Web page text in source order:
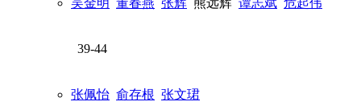
吴金明 董春燕 张辉 熊远辉 谭志斌 危起伟
39-44
张佩怡 俞存根 张文珺